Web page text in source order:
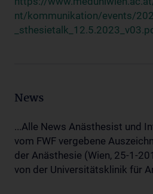
nt/kommunikation/events/
News
...Alle News Anästhesist und
vom FWF vergebene
der Anästhesie (Wien, 25-1-
von der Universitätsklinik für